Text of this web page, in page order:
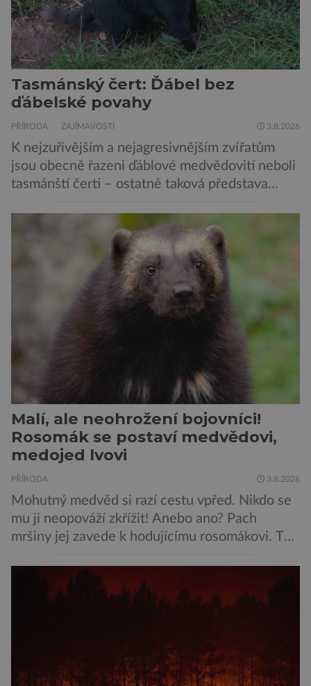
Tasmánský čert: Ďábel bez
ďábelské povahy
PŘÍRODA ZAJÍMAVOSTI 3.8.2026
K nejzuřivějším a nejagresivnějším zvířatům
jsou obecně řazeni ďáblové medvědovití neboli
tasmánští čerti – ostatně taková představa
vačnatci, vyskytující se dnes již výhradně na
ostrově Tasmánie, si však takovou nálepku
vůbec nezaslouží. Fakticky se totiž spíše než o
zákeřné a nebezpečné vzteklouny jedná o
plaché živočichy. Velikostně […]
Malí, ale neohrožení bojovníci!
Rosomák se postaví medvědovi,
medojed lvovi
PŘÍRODA 3.8.2026
Mohutný medvěd si razí cestu vpřed. Nikdo se
mu ji neopováží zkřížit! Anebo ano? Pach
mršiny jej zavede k hodujícímu rosomákovi. Ten
velikostní rozdíl mezi nimi je značný, statečná
„lasice“ je odhodlána bránit svou kořist.
Nedosahují nijak impozantní velikosti, jde spíše